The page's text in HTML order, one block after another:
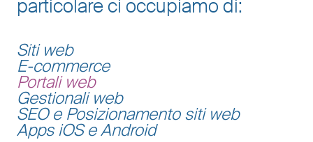
particolare ci occupiamo di:
Siti web
E-commerce
Portali web
Gestionali web
SEO e Posizionamento siti web
Apps iOS e Android